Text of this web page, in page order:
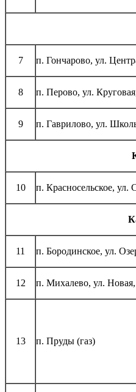
7 п. Гончарово, ул.
8 п. Перово, ул.
9 п. Гаврилово, ул.
10 п. Красносельское, ул.
11 п. Бородинское, ул.
12 п. Михалево, ул.
13 п. Пруды (газ)